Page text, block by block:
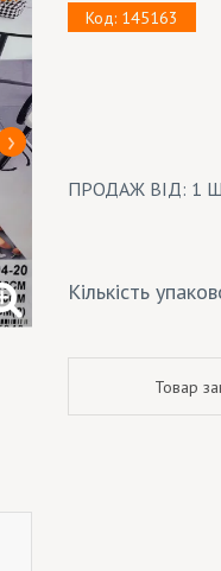
Код: 145163
ПРОДАЖ ВІД: 1
Кількість
Товар